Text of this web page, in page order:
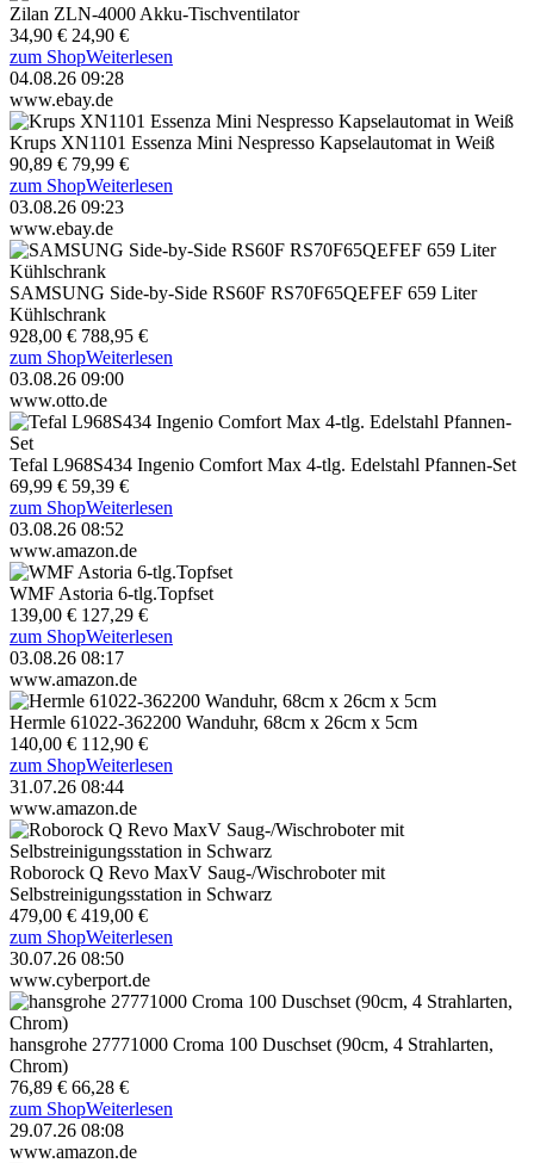
Zilan ZLN-4000 Akku-Tischventilator
34,90 € 24,90 €
zum ShopWeiterlesen
04.08.26 09:28
www.ebay.de
Krups XN1101 Essenza Mini Nespresso Kapselautomat in Weiß
90,89 € 79,99 €
zum ShopWeiterlesen
03.08.26 09:23
www.ebay.de
SAMSUNG Side-by-Side RS60F RS70F65QEFEF 659 Liter
Kühlschrank
928,00 € 788,95 €
zum ShopWeiterlesen
03.08.26 09:00
www.otto.de
Tefal L968S434 Ingenio Comfort Max 4-tlg. Edelstahl Pfannen-Set
69,99 € 59,39 €
zum ShopWeiterlesen
03.08.26 08:52
www.amazon.de
WMF Astoria 6-tlg.Topfset
139,00 € 127,29 €
zum ShopWeiterlesen
03.08.26 08:17
www.amazon.de
Hermle 61022-362200 Wanduhr, 68cm x 26cm x 5cm
140,00 € 112,90 €
zum ShopWeiterlesen
31.07.26 08:44
www.amazon.de
Roborock Q Revo MaxV Saug-/Wischroboter mit
Selbstreinigungsstation in Schwarz
479,00 € 419,00 €
zum ShopWeiterlesen
30.07.26 08:50
www.cyberport.de
hansgrohe 27771000 Croma 100 Duschset (90cm, 4 Strahlarten,
Chrom)
76,89 € 66,28 €
zum ShopWeiterlesen
29.07.26 08:08
www.amazon.de